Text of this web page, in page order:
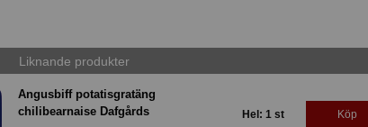
Liknande produkter
Angusbiff potatisgratäng
chilibearnaise Dafgårds
Hel: 1 st Köp